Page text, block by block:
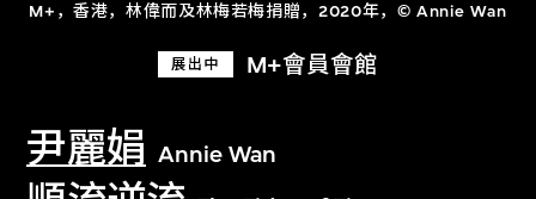
M+，香港，林偉而及林梅若梅捐贈，2020年，© Annie Wan
展出中 M+會員會館
尹麗娟 Annie Wan
关于M+藏品
探索世界顶级的二十及二十一世纪视觉
文化藏品。